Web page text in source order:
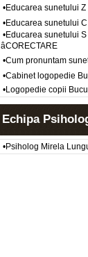
•Educarea sunetului Z
•Educarea sunetului
•Educarea sunetului S
âCORECTARE
•Cum pronuntam
•Cabinet logopedie
•Logopedie copii
Echipa
•Psiholog Mirela